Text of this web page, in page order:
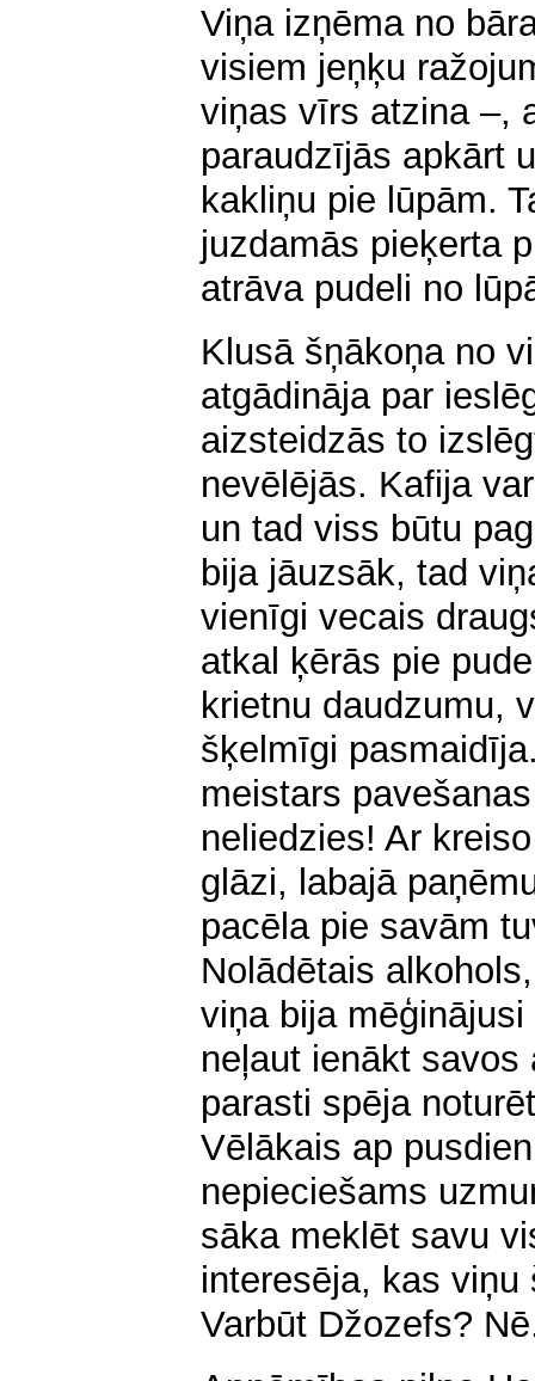
Viņa izņēma no
visiem jeņķu
viņas vīrs atzina –,
paraudzījās apkārt
kakliņu pie lūpām.
juzdamās pieķerta
atrāva pudeli no
Klusā šņākoņa no
atgādināja par
aizsteidzās to
nevēlējās. Kafija
un tad viss būtu
bija jāuzsāk, tad
vienīgi vecais
atkal ķērās pie
krietnu daudzumu,
šķelmīgi
meistars
neliedzies! Ar
glāzi, labajā
pacēla pie savām
Nolādētais
viņa bija
neļaut ienākt savos
parasti spēja
Vēlākais ap
nepieciešams
sāka meklēt savu
interesēja, kas
Varbūt Džo­zefs?